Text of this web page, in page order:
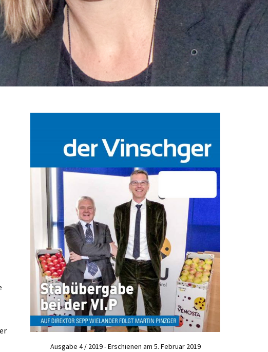
Ausgabe 4 / 2019 - Erschienen am 5. Februar 2019